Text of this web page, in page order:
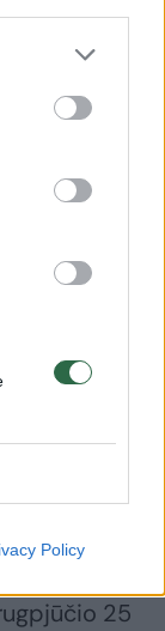
Policy
Taroliu ir
po
K.
Ukrainą,
nusileido
25